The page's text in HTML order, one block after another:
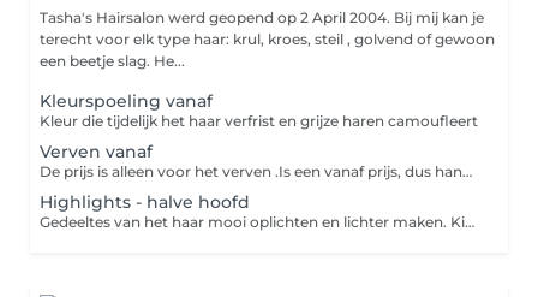
Tasha's Hairsalon werd geopend op 2 April 2004. Bij mij kan je
terecht voor elk type haar: krul, kroes, steil , golvend of gewoon
een beetje slag. He...
Kleurspoeling vanaf
Kleur die tijdelijk het haar verfrist en grijze haren camoufleert
Verven vanaf
De prijs is alleen voor het verven .Is een vanaf prijs, dus hangt van de lengte van het haar af. U dient dus ook een nabehandeling te kiezen.
Highlights - halve hoofd
Gedeeltes van het haar mooi oplichten en lichter maken. Kies welke nabehandeling u wilt bijv fohnen, tangen , wash & go